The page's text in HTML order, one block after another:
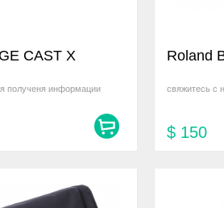
CAST X
полученя информации
Roland
свяжитесь с
$150